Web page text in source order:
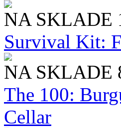
NA SKLADE
Survival Kit:
NA SKLADE
The 100:
Cellar